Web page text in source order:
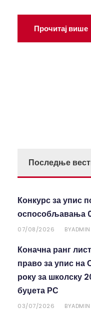
Прочитај више
Последње
Конкурс за упис
оспособљавања
07/08/2026 BYADMIN
Коначна ранг
право за упис
року за школску
буџета РС
03/07/2026 BYADMIN